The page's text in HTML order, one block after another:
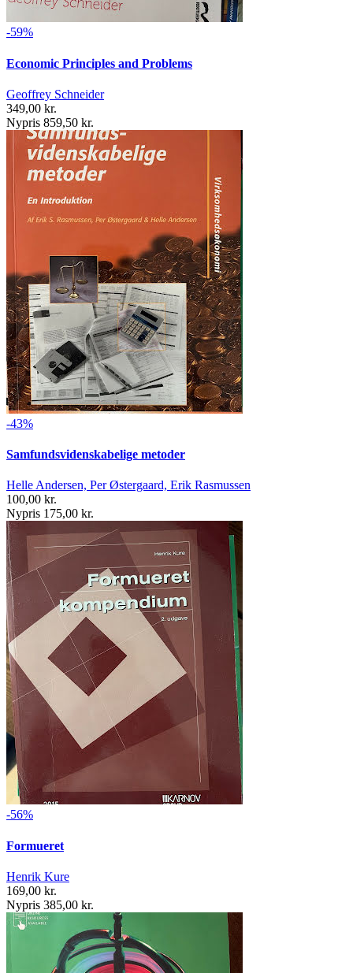
-59%
Economic Principles and Problems
Geoffrey Schneider
349,00 kr.
Nypris 859,50 kr.
-43%
Samfundsvidenskabelige metoder
Helle Andersen, Per Østergaard, Erik Rasmussen
100,00 kr.
Nypris 175,00 kr.
-56%
Formueret
Henrik Kure
169,00 kr.
Nypris 385,00 kr.